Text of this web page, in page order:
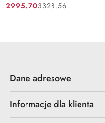
Cena
2995.70
Cena
3328.56
Dane adresowe
Informacje dla klienta